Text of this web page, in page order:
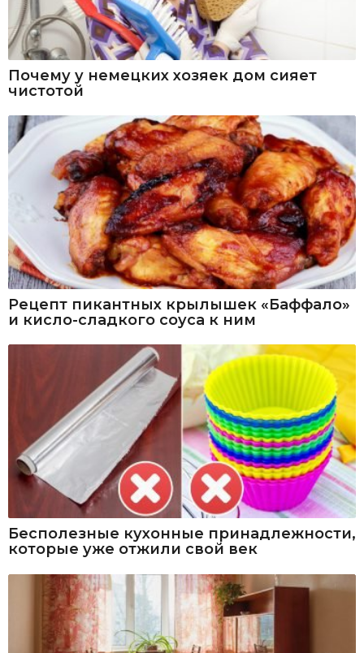
Почему у немецких хозяек дом сияет
чистотой
Рецепт пикантных крылышек «Баффало»
и кисло-сладкого соуса к ним
Бесполезные кухонные принадлежности,
которые уже отжили свой век